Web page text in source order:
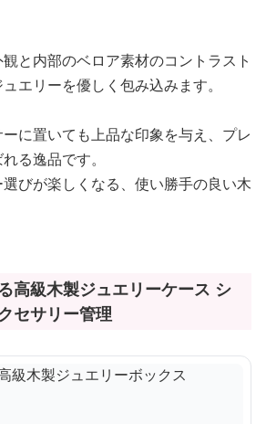
と内部のベロア素材のコントラスト
エリーを優しく包み込みます。
に置いても上品な印象を与え、プレ
る逸品です。
びが楽しくなる、使い勝手の良い木
高級木製ジュエリーケース シ
セサリー管理